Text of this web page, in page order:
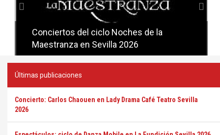
Conciertos del ciclo Candlelight en
Sevilla
Últimas publicaciones
Concierto: Carlos Chaouen en Lady Drama Café Teatro Sevilla
2026